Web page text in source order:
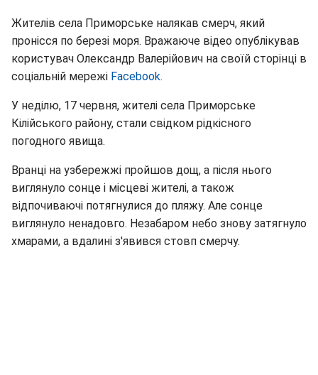
Жителів села Приморське налякав смерч, який
пронісся по березі моря. Вражаюче відео опублікував
користувач Олександр Валерійович на своїй сторінці в
соціальній мережі Facebook.
У неділю, 17 червня, жителі села Приморське
Кілійського району, стали свідком рідкісного
погодного явища.
Вранці на узбережжі пройшов дощ, а після нього
виглянуло сонце і місцеві жителі, а також
відпочиваючі потягнулися до пляжу. Але сонце
виглянуло ненадовго. Незабаром небо знову затягнуло
хмарами, а вдалині з'явився стовп смерчу.